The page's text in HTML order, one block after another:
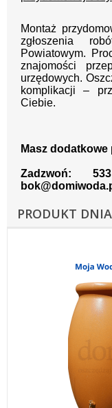
Montaż
zgłoszenia
Powiatowym.
znajomości
urzędowych.
komplikacji –
Ciebie.
Masz dodatkowe
Zadzwoń:
PRODUKT DNIA